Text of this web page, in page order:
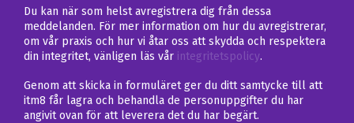
Du kan när som helst avregistrera dig från dessa
meddelanden. För mer information om hur du avregistrerar,
om vår praxis och hur vi åtar oss att skydda och respektera
din integritet, vänligen läs vår integritetspolicy.
Genom att skicka in formuläret ger du ditt samtycke till att
itm8 får lagra och behandla de personuppgifter du har
angivit ovan för att leverera det du har begärt.